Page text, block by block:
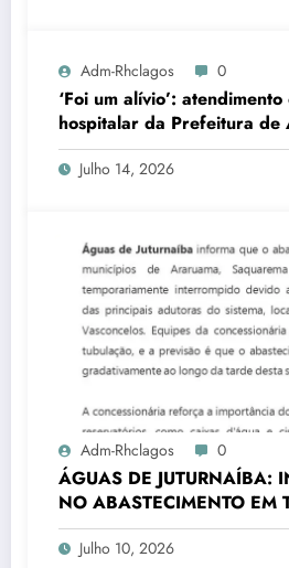
Adm-Rhclagos 0
‘Foi um alívio’:
hospitalar da Prefeitura de
transforma rotina de
Julho 14, 2026
Adm-Rhclagos 0
ÁGUAS DE JUTURNAÍBA:
NO ABASTECIMENTO EM
CIDADES
Julho 10, 2026